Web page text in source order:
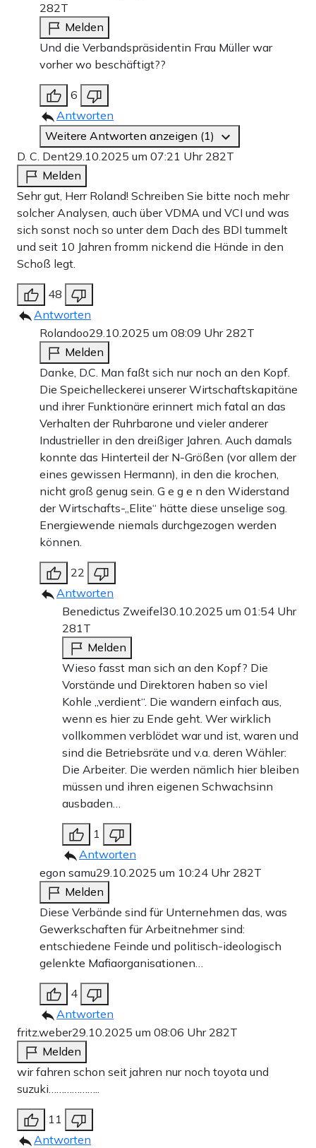
282T
Melden
Und die Verbandspräsidentin Frau Müller war
vorher wo beschäftigt??
6
Antworten
Weitere Antworten anzeigen (1)
D. C. Dent29.10.2025 um 07:21 Uhr 282T
Melden
Sehr gut, Herr Roland! Schreiben Sie bitte noch mehr
solcher Analysen, auch über VDMA und VCI und was
sich sonst noch so unter dem Dach des BDI tummelt
und seit 10 Jahren fromm nickend die Hände in den
Schoß legt.
48
Antworten
Rolandoo29.10.2025 um 08:09 Uhr 282T
Melden
Danke, D.C. Man faßt sich nur noch an den Kopf.
Die Speichelleckerei unserer Wirtschaftskapitäne
und ihrer Funktionäre erinnert mich fatal an das
Verhalten der Ruhrbarone und vieler anderer
Industrieller in den dreißiger Jahren. Auch damals
konnte das Hinterteil der N-Größen (vor allem der
eines gewissen Hermann), in den die krochen,
nicht groß genug sein. G e g e n den Widerstand
der Wirtschafts-„Elite“ hätte diese unselige sog.
Energiewende niemals durchgezogen werden
können.
22
Antworten
Benedictus Zweifel30.10.2025 um 01:54 Uhr
281T
Melden
Wieso fasst man sich an den Kopf? Die
Vorstände und Direktoren haben so viel
Kohle „verdient“. Die wandern einfach aus,
wenn es hier zu Ende geht. Wer wirklich
vollkommen verblödet war und ist, waren und
sind die Betriebsräte und v.a. deren Wähler:
Die Arbeiter. Die werden nämlich hier bleiben
müssen und ihren eigenen Schwachsinn
ausbaden…
1
Antworten
egon samu29.10.2025 um 10:24 Uhr 282T
Melden
Diese Verbände sind für Unternehmen das, was
Gewerkschaften für Arbeitnehmer sind:
entschiedene Feinde und politisch-ideologisch
gelenkte Mafiaorganisationen…
4
Antworten
fritz.weber29.10.2025 um 08:06 Uhr 282T
Melden
wir fahren schon seit jahren nur noch toyota und
suzuki………………..
11
Antworten